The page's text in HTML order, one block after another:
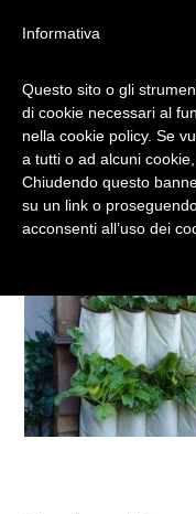
L’ORTO
Informativa
Questo sito o gli
di cookie necessari al
nella cookie policy. Se
a tutti o ad alcuni
Chiudendo questo
su un link o
acconsenti all’uso dei